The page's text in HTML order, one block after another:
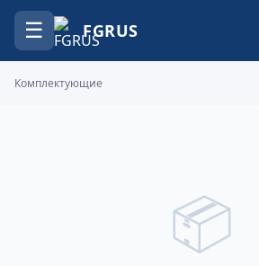
☰ FGRUS
Комплектующие
📦